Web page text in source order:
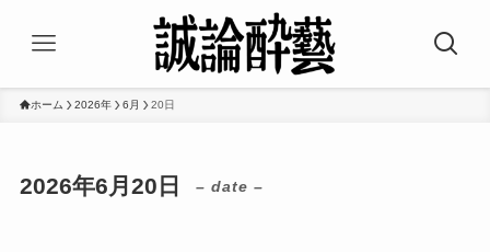
ホーム 2026年 6月 20日
2026年6月20日 – date –